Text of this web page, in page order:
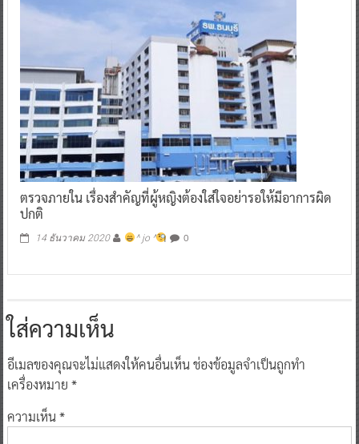
ตรวจภายใน เรื่องสำคัญที่ผู้หญิงต้องใส่ใจอย่ารอให้มีอาการผิด
ปกติ
14 ธันวาคม 2020 ^ jo ^ 0
ใส่ความเห็น
อีเมลของคุณจะไม่แสดงให้คนอื่นเห็นช่องข้อมูลจำเป็นถูกทำ
เครื่องหมาย *
ความเห็น*